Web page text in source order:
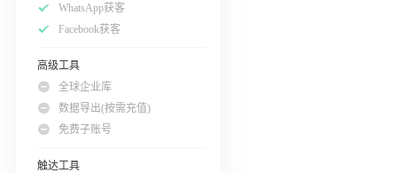
WhatsApp获客
Facebook获客
高级工具
全球企业库
数据导出(按需充值)
免费子账号
触达工具